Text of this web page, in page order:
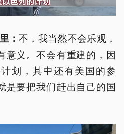
：不，我当然不会乐观，
意义。不会有重建的，因
划，其中还有美国的参
是要把我们赶出自己的国